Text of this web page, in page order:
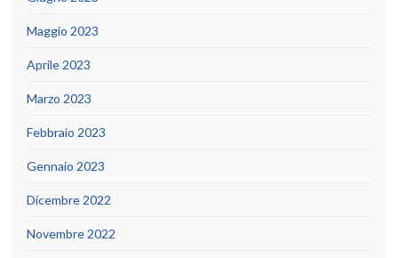
Maggio 2023
Aprile 2023
Marzo 2023
Febbraio 2023
Gennaio 2023
Dicembre 2022
Novembre 2022